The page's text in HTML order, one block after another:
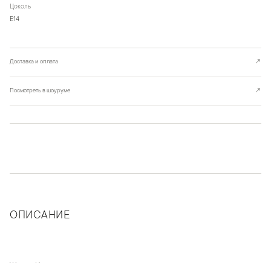
Цоколь
Е14
Доставка и оплата ↗
Посмотреть в шоуруме ↗
ОПИСАНИЕ